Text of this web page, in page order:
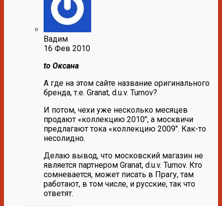
Вадим
16 Фев 2010
to Оксана
А где на этом сайте название оригинального
бренда, т.е. Granat, d.u.v. Turnov?
И потом, чехи уже несколько месяцев
продают «коллекцию 2010″, а москвичи
предлагают тока «коллекцию 2009″. Как-то
несолидно.
Делаю вывод, что московский магазин не
является партнером Granat, d.u.v. Turnov. Кто
сомневается, может писать в Прагу, там
работают, в том числе, и русские, так что
ответят.